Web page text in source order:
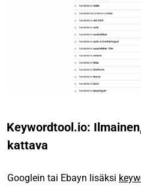
Keywordtool.io:
kattava
Googlein tai Ebayn lisäksi